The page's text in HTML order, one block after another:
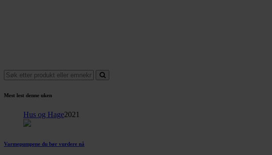
Mest lest denne uken
Hus og Hage2021
Varmepumpene du bør vurdere nå